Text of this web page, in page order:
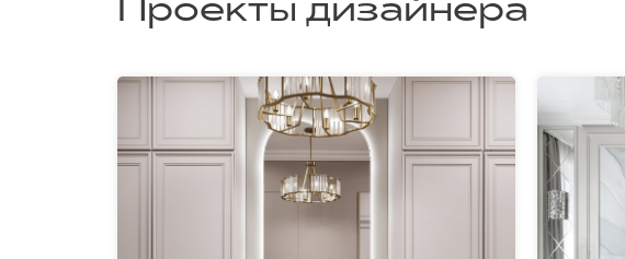
Проекты дизайнера